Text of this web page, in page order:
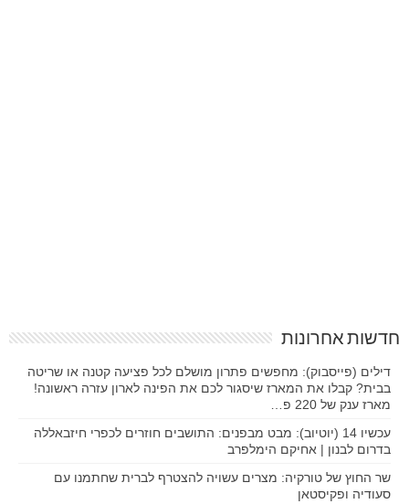
חדשות אחרונות
דילים (פייסבוק): מחפשים פתרון מושלם לכל פציעה קטנה או שריטה
בבית? קבלו את המארז שיסגור לכם את הפינה לארון עזרה ראשונה!
מארז ענק של 220 פ…
עכשיו 14 (יוטיוב): מבט מבפנים: התושבים חוזרים לכפרי חיזבאללה
בדרום לבנון | אחיקם הימלפרב
שר החוץ של טורקיה: מצרים עשויה להצטרף לברית שחתמנו עם
סעודיה ופקיסטאן